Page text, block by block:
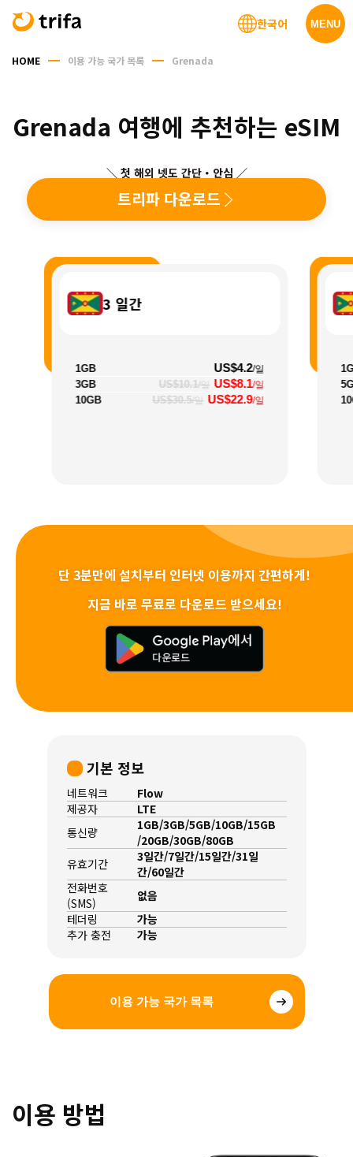
MENU
한국어
HOME 이용 가능 국가 목록 Grenada
Grenada 여행에 추천하는 eSIM
＼ 첫 해외 넷도 간단・안심 ／
트리파 다운로드
3 일간
1GB US$4.2/일
3GB US$10.1/일 US$8.1/일
10GB US$30.5/일 US$22.9/일
단 3분만에 설치부터 인터넷 이용까지 간편하게!
지금 바로 무료로 다운로드 받으세요!
기본 정보
네트워크
Flow
제공자
LTE
통신량
1GB/3GB/5GB/10GB/15GB
/20GB/30GB/80GB
유효기간
3일간/7일간/15일간/31일
간/60일간
전화번호
(SMS)
없음
테더링
가능
추가 충전
가능
이용 가능 국가 목록
이용 방법